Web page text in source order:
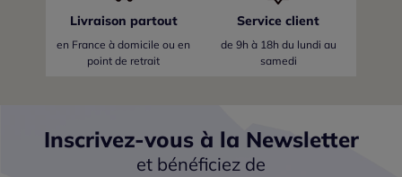
Livraison partout
en France à domicile ou en
point de retrait
Service client
de 9h à 18h du lundi au
samedi
Inscrivez-vous à la Newsletter
et bénéficiez de